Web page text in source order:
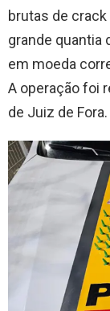
brutas de
grande quantia
em moeda
A operação foi
de Juiz de Fora.